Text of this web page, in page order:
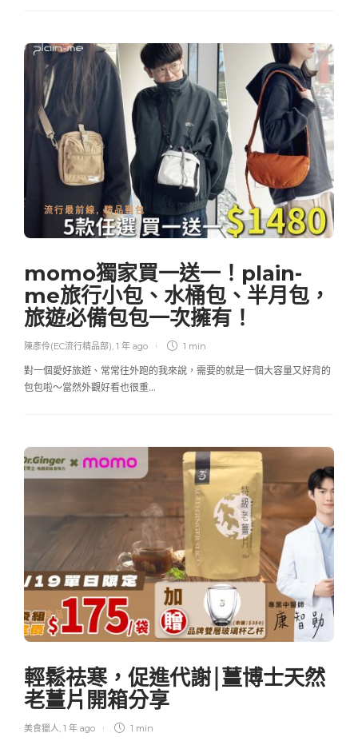
流行最前線 ,精品鞋包
momo獨家買一送一！plain-
me旅行小包、水桶包、半月包，
旅遊必備包包一次擁有！
陳彥伶(EC流行精品部), 1 年 ago 1 min
對一個愛好旅遊、常常往外跑的我來說，需要的就是一個大容量又好背的
包包啦～當然外觀好看也很重…
食品
輕鬆祛寒，促進代謝￨薑博士天然
老薑片開箱分享
美食獵人 1 年 ago 1 min